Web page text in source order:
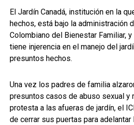
El Jardín Canadá, institución en la
hechos, está bajo la administración
Colombiano del Bienestar Familiar,
tiene injerencia en el manejo del
presuntos hechos.
Una vez los padres de familia
presuntos casos de abuso sexual y
protesta a las afueras de jardín, el
de cerrar sus puertas para